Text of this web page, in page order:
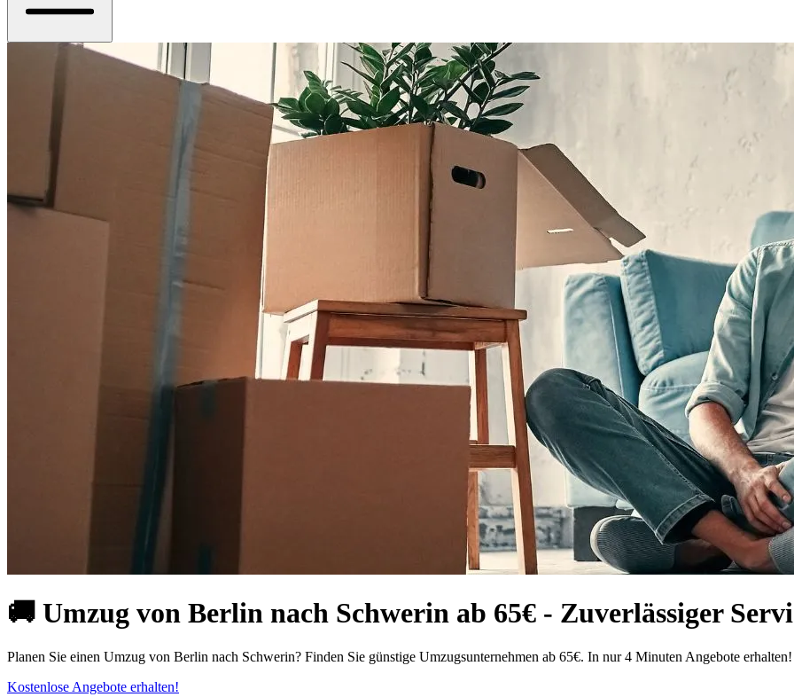
🚚 Umzug von Berlin nach Schwerin ab 65€ - Zuverlässiger
Planen Sie einen Umzug von Berlin nach Schwerin? Finden Sie günstige Umzugsunternehmen ab 65€. In nur 4 Minuten Angebote erhalten!
Kostenlose Angebote erhalten!